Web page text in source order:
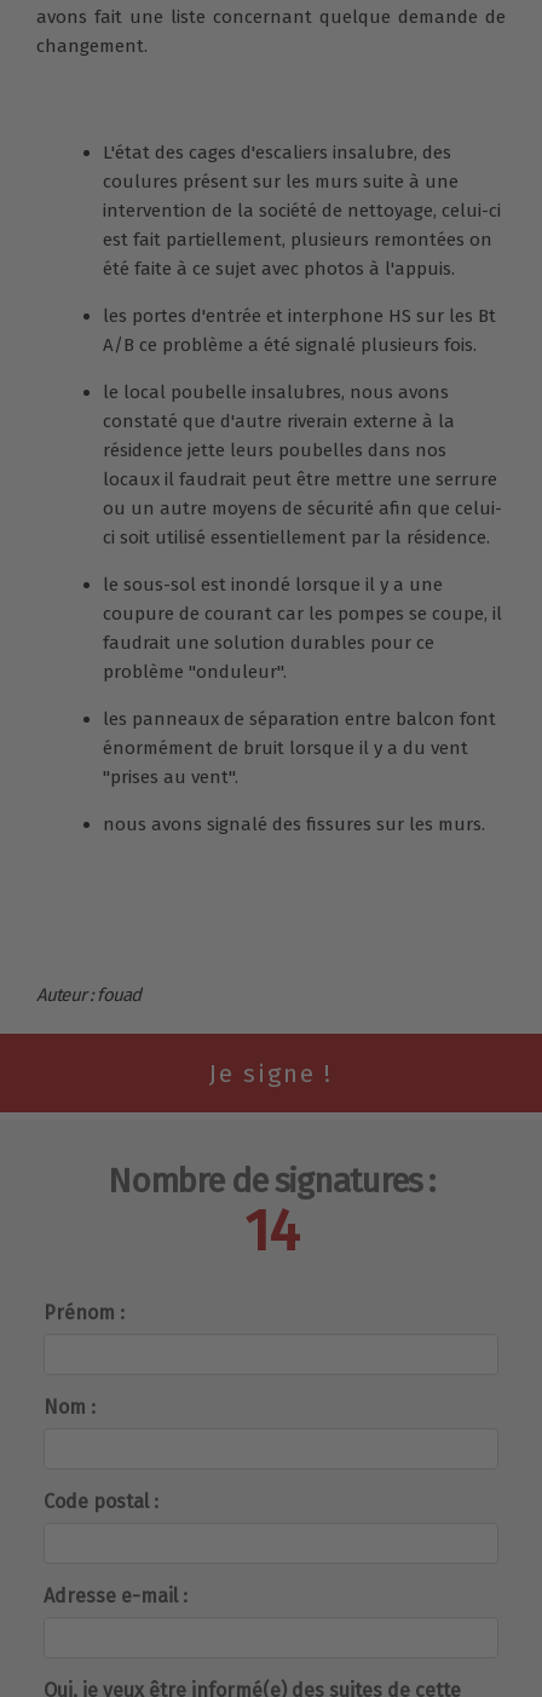
avons fait une liste concernant quelque demande de
changement.
L'état des cages d'escaliers insalubre, des
coulures présent sur les murs suite à une
intervention de la société de nettoyage, celui-ci
est fait partiellement, plusieurs remontées on
été faite à ce sujet avec photos à l'appuis.
les portes d'entrée et interphone HS sur les Bt
A/B ce problème a été signalé plusieurs fois.
le local poubelle insalubres, nous avons
constaté que d'autre riverain externe à la
résidence jette leurs poubelles dans nos
locaux il faudrait peut être mettre une serrure
ou un autre moyens de sécurité afin que celui-
ci soit utilisé essentiellement par la résidence.
le sous-sol est inondé lorsque il y a une
coupure de courant car les pompes se coupe, il
faudrait une solution durables pour ce
problème "onduleur".
les panneaux de séparation entre balcon font
énormément de bruit lorsque il y a du vent
"prises au vent".
nous avons signalé des fissures sur les murs.
Auteur : fouad
Nombre de signatures :
14
Prénom :
Nom :
Code postal :
Adresse e-mail :
Oui, je veux être informé(e) des suites de cette